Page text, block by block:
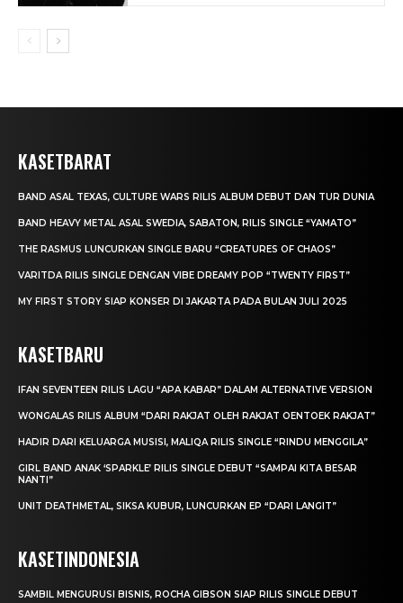
KASETBARAT
BAND ASAL TEXAS, CULTURE WARS RILIS ALBUM DEBUT DAN TUR DUNIA
BAND HEAVY METAL ASAL SWEDIA, SABATON, RILIS SINGLE “YAMATO”
THE RASMUS LUNCURKAN SINGLE BARU “CREATURES OF CHAOS”
VARITDA RILIS SINGLE DENGAN VIBE DREAMY POP “TWENTY FIRST”
MY FIRST STORY SIAP KONSER DI JAKARTA PADA BULAN JULI 2025
KASETBARU
IFAN SEVENTEEN RILIS LAGU “APA KABAR” DALAM ALTERNATIVE VERSION
WONGALAS RILIS ALBUM “DARI RAKJAT OLEH RAKJAT OENTOEK RAKJAT”
HADIR DARI KELUARGA MUSISI, MALIQA RILIS SINGLE “RINDU MENGGILA”
GIRL BAND ANAK ‘SPARKLE’ RILIS SINGLE DEBUT “SAMPAI KITA BESAR
NANTI”
UNIT DEATHMETAL, SIKSA KUBUR, LUNCURKAN EP “DARI LANGIT”
KASETINDONESIA
SAMBIL MENGURUSI BISNIS, ROCHA GIBSON SIAP RILIS SINGLE DEBUT